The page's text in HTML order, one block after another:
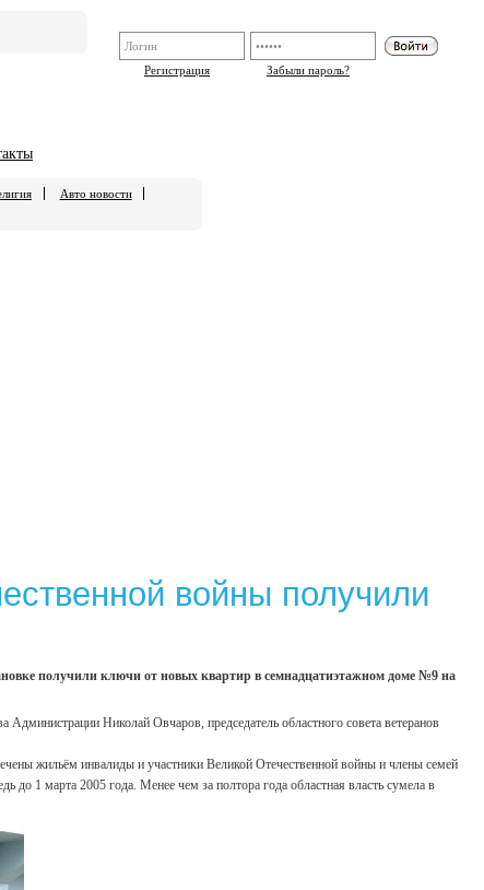
Регистрация
Забыли пароль?
Авто новости
войны получили
получили ключи от новых квартир в семнадцатиэтажном доме №9 на
Николай Овчаров, председатель областного совета ветеранов
жильём инвалиды и участники Великой Отечественной войны и члены семей
1 марта 2005 года. Менее чем за полтора года областная власть сумела в